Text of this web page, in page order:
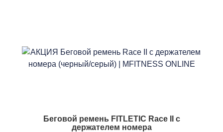
Беговой ремень FITLETIC Race II с
держателем номера